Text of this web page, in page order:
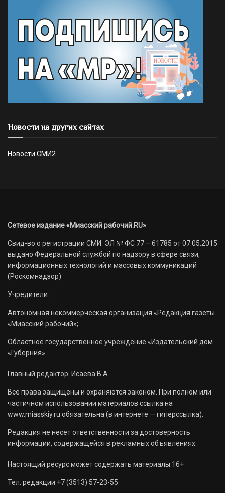
Новости на других сайтах
Новости СМИ2
Сетевое издание «Миасский рабочий.RU»
Свид-во о регистрации СМИ: ЭЛ № ФС 77 – 61785 от 07.05.2015
выдано Федеральной службой по надзору в сфере связи,
информационных технологий и массовых коммуникаций
(Роскомнадзор)
Учредители:
Автономная некоммерческая организация «Редакция газеты
«Миасский рабочий»;
Областное государственное учреждение «Издательский дом
«Губерния».
Главный редактор: Исаева В.А.
Все права защищены и охраняются законом. При полном или
частичном использовании материалов ссылка на
www.miasskiy.ru обязательна (в интернете — гиперссылка).
Редакция не несет ответственности за достоверность
информации, содержащейся в рекламных объявлениях.
Настоящий ресурс может содержать материалы 16+
Тел. редакции +7 (3513) 57-23-55